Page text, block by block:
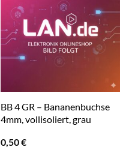
BB 4 GR – Bananenbuchse
4mm, vollisoliert, grau
0,50€